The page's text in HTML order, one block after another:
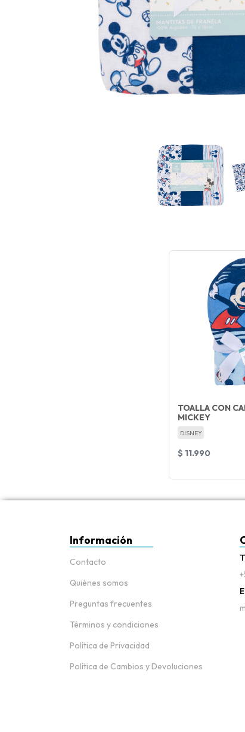
TOALLA CON
MICKEY
DISNEY
$ 11.990
Información
Contacto
Quiénes somos
Preguntas frecuentes
Términos y condiciones
Política de Privacidad
Política de Cambios y Devoluciones